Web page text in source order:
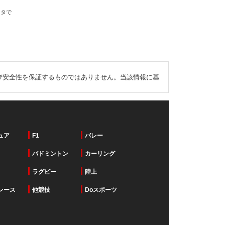
で
全性を保証するものではありません。当該情報に基
ア F1 バレー
バドミントン カーリング
ラグビー 陸上
ース 他競技 Doスポーツ